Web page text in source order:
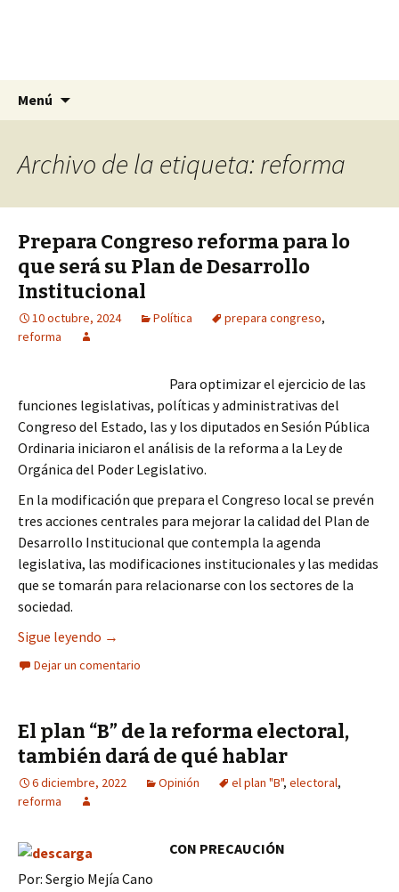
La Yunta de Tepic
La nueva opción en información
Menú
Archivo de la etiqueta: reforma
Prepara Congreso reforma para lo
que será su Plan de Desarrollo
Institucional
10 octubre, 2024 Política prepara congreso,
reforma
Para optimizar el ejercicio de las
funciones legislativas, políticas y administrativas del
Congreso del Estado, las y los diputados en Sesión Pública
Ordinaria iniciaron el análisis de la reforma a la Ley de
Orgánica del Poder Legislativo.
En la modificación que prepara el Congreso local se prevén
tres acciones centrales para mejorar la calidad del Plan de
Desarrollo Institucional que contempla la agenda
legislativa, las modificaciones institucionales y las medidas
que se tomarán para relacionarse con los sectores de la
sociedad.
Sigue leyendo Prepara Congreso reforma para lo que será su
→
Dejar un comentario
El plan “B” de la reforma electoral,
también dará de qué hablar
6 diciembre, 2022 Opinión el plan "B", electoral,
reforma
CON PRECAUCIÓN
Por: Sergio Mejía Cano